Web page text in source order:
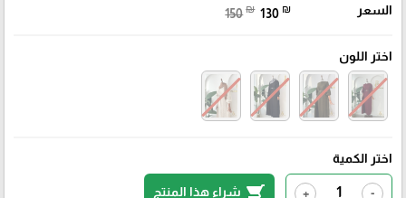
السعر 150 ₪ 130 ₪
اختر اللون
اختر الكمية
-
+
shopping_cart شراء هذا المنتج